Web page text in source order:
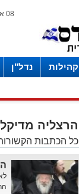
08 אוגוסט 2026 / 14:08
קהילות נדל"ן
הרצליה
כל הכתבות